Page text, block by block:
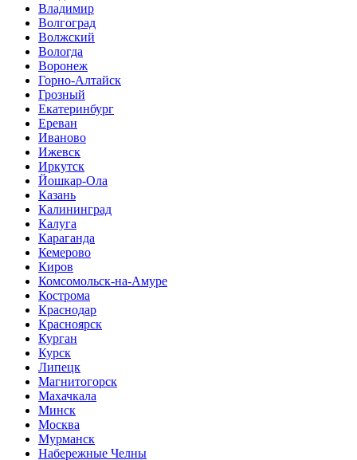
Владимир
Волгоград
Волжский
Вологда
Воронеж
Горно-Алтайск
Грозный
Екатеринбург
Ереван
Иваново
Ижевск
Иркутск
Йошкар-Ола
Казань
Калининград
Калуга
Караганда
Кемерово
Киров
Комсомольск-на-Амуре
Кострома
Краснодар
Красноярск
Курган
Курск
Липецк
Магнитогорск
Махачкала
Минск
Москва
Мурманск
Набережные Челны